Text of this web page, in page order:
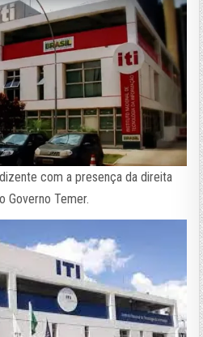
com a presença da direita
Governo Temer.